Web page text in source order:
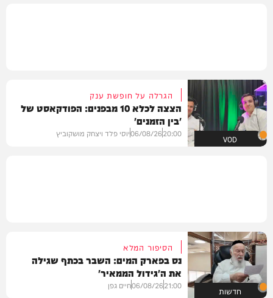
VOD
הגרלה על חופשת ענק
הצצה לכלא 10 מבפנים: הפודקאסט של
'בין הזמנים'
20:00
06/08/26יוסי פלד ויצחק מושקוביץ
חדשות
הסיפור המלא
נס בפארק המים: השבר בכתף שגילה
את ה'גידול הממאיר'
21:00
06/08/26חיים גפן